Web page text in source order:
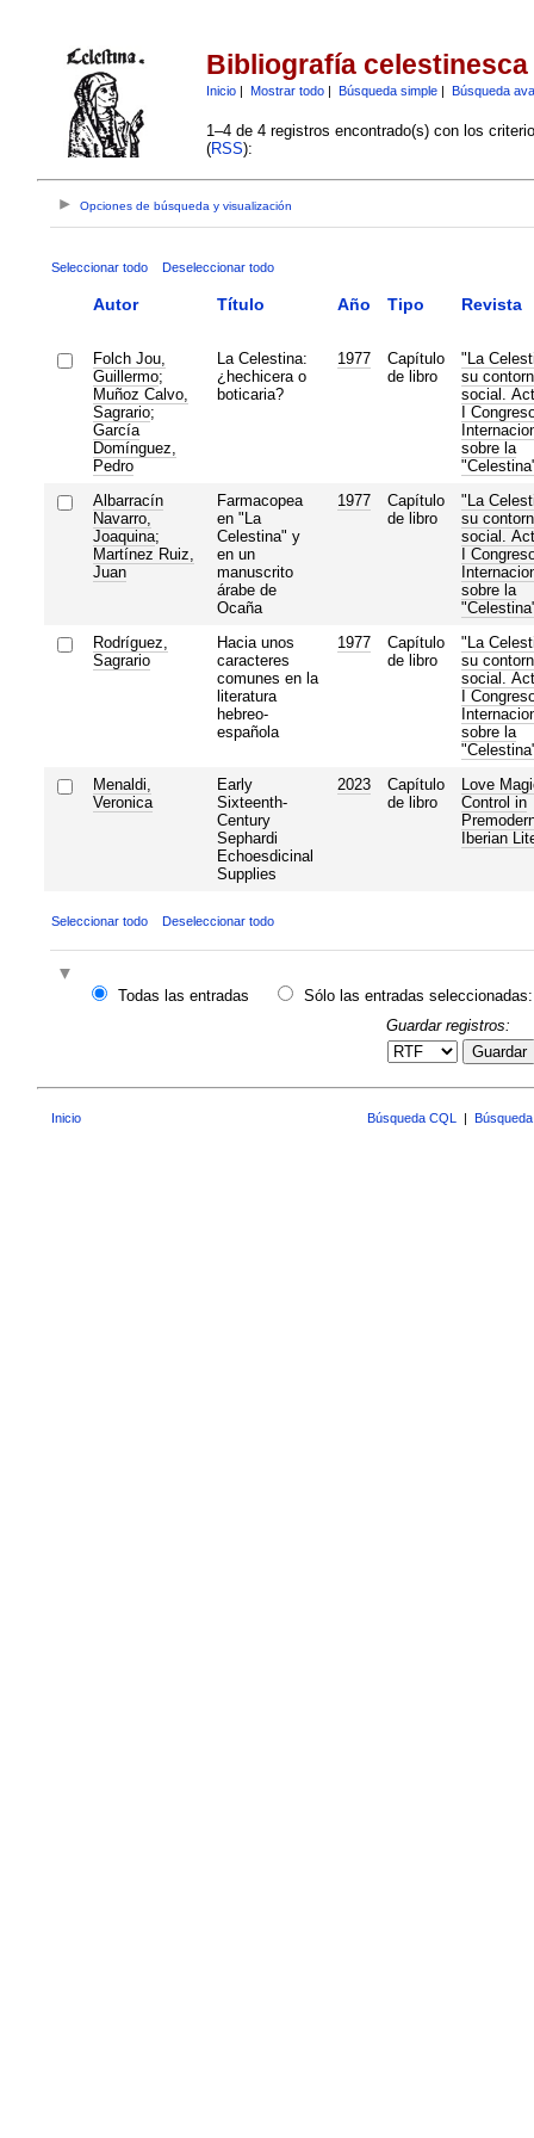
Bibliografía celestinesca
Inicio| Mostrar todo| Búsqueda simple| Búsqueda
1–4 de 4 registros encontrado(s) con los
(RSS):
Opciones de búsqueda y visualización
Seleccionar todo Deseleccionar todo
Autor Título Año Tipo Revista
Folch Jou,
Guillermo;
Muñoz Calvo,
Sagrario;
García
Domínguez,
Pedro
La Celestina:
¿hechicera o
boticaria?
1977
Capítulo
de libro
"La
su
social.
I
sobre la
Albarracín
Navarro,
Joaquina;
Martínez Ruiz,
Juan
Farmacopea
en "La
Celestina" y
en un
manuscrito
árabe de
Ocaña
1977
Capítulo
de libro
"La
su
social.
I
sobre la
Rodríguez,
Sagrario
Hacia unos
caracteres
comunes en la
literatura
hebreo-
española
1977
Capítulo
de libro
"La
su
social.
I
sobre la
Menaldi,
Veronica
Early
Sixteenth-
Century
Sephardi
Echoesdicinal
Supplies
2023
Capítulo
de libro
Love
Control in
Iberian
Seleccionar todo Deseleccionar todo
Todas las entradas
Sólo las entradas seleccionadas:
Guardar registros:
Guardar
Inicio Búsqueda CQL